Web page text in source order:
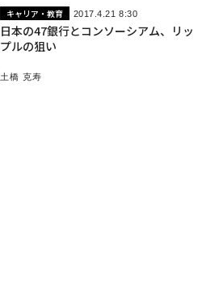
キャリア・教育 2017.4.21 8:30
日本の47銀行とコンソーシアム、リッ
プルの狙い
土橋 克寿